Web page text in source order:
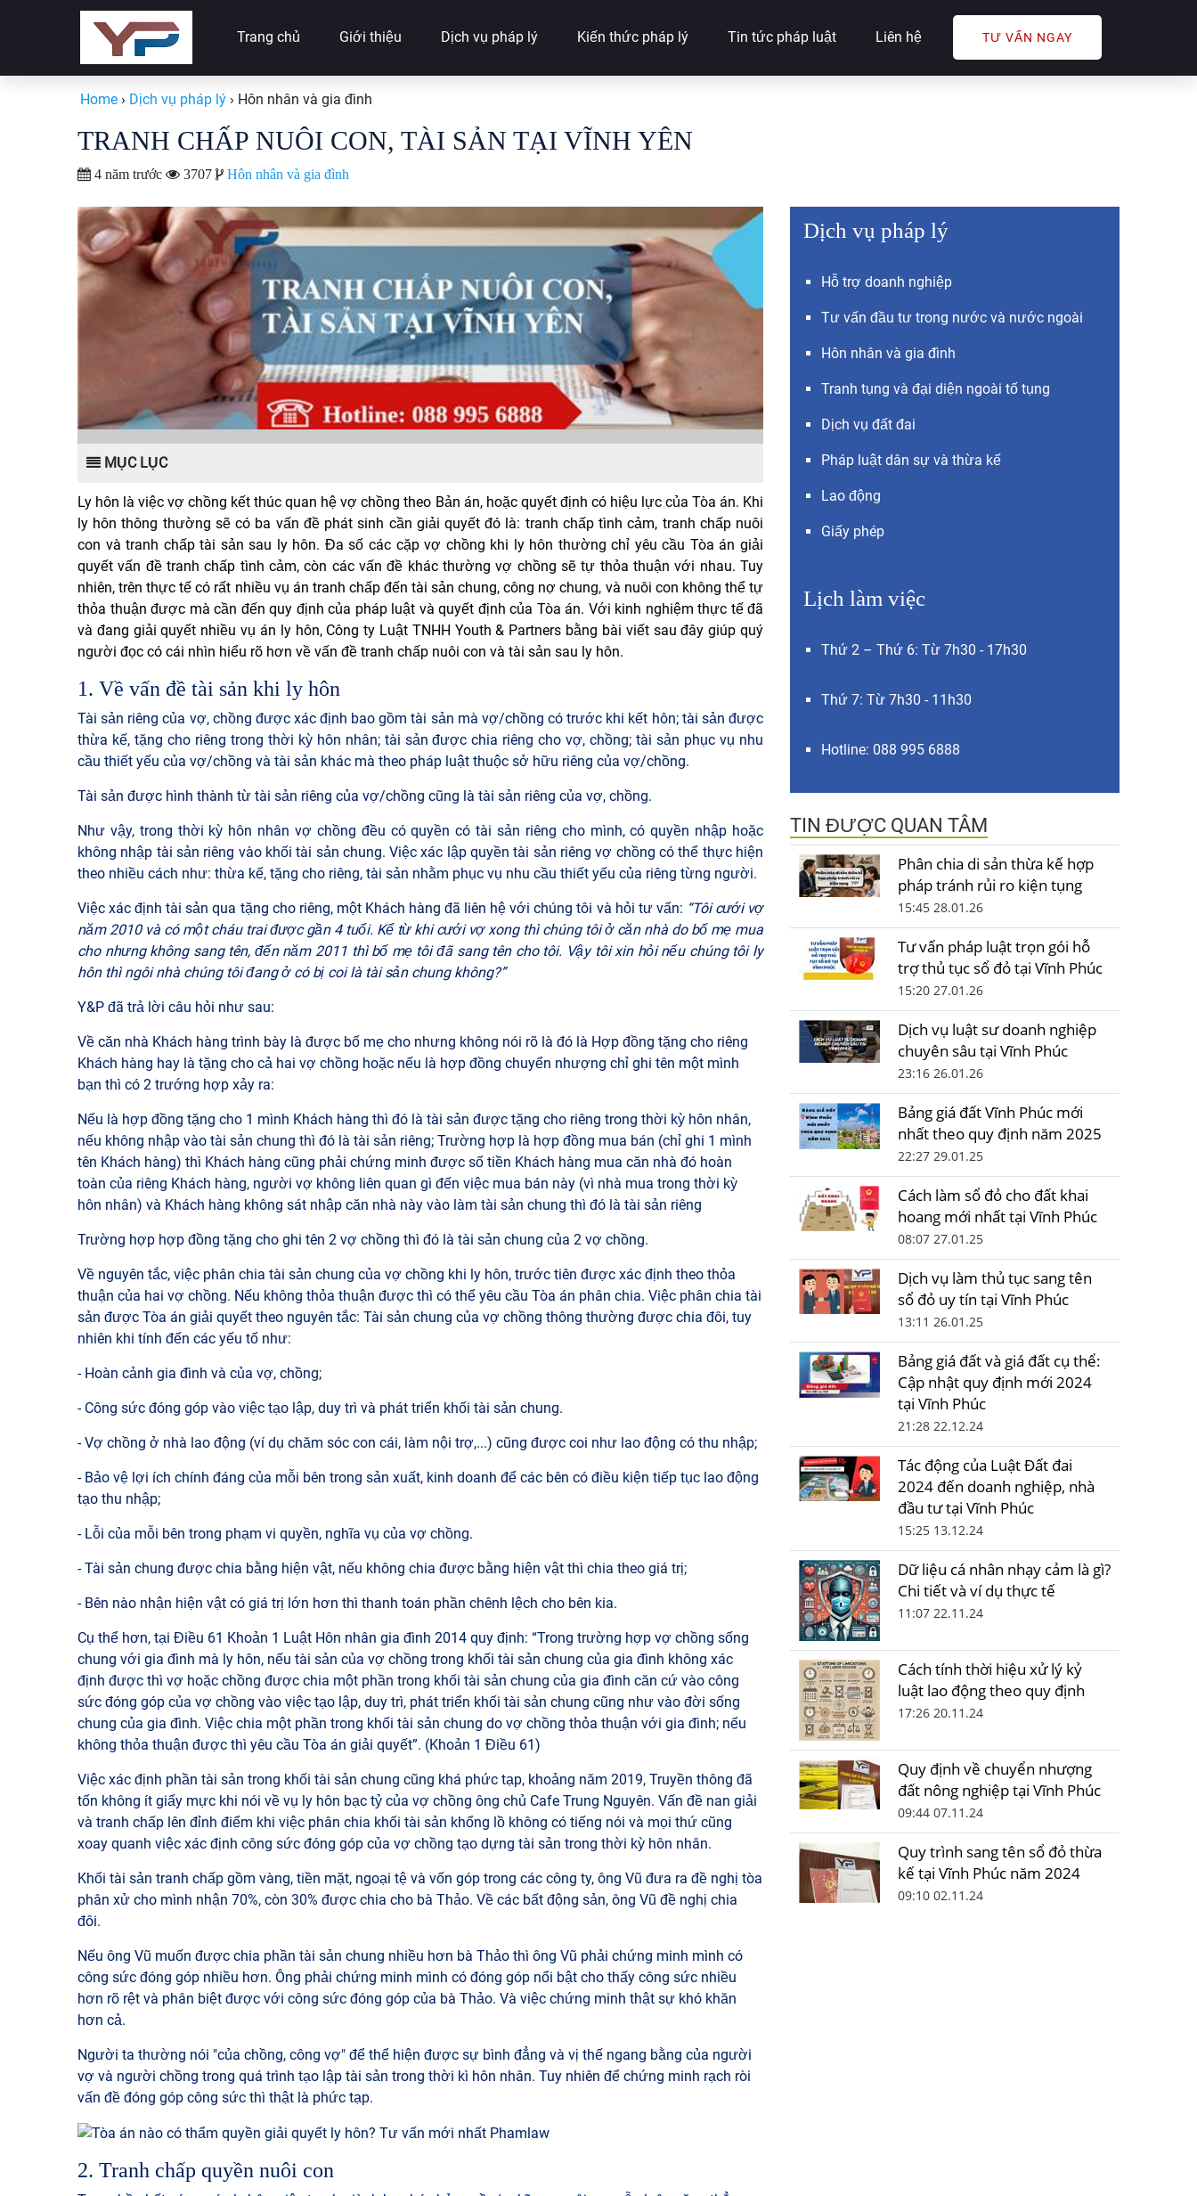
Trang chủ Giới thiệu Dịch vụ pháp lý Kiến thức pháp lý Tin tức pháp luật Liên hệ TƯ VẤN NGAY
Home › Dịch vụ pháp lý › Hôn nhân và gia đình
TRANH CHẤP NUÔI CON, TÀI SẢN TẠI VĨNH YÊN
4 năm trước 3707 Hôn nhân và gia đình
MỤC LỤC
Ly hôn là việc vợ chồng kết thúc quan hệ vợ chồng theo Bản án, hoặc quyết định có hiệu lực của Tòa án. Khi
ly hôn thông thường sẽ có ba vấn đề phát sinh cần giải quyết đó là: tranh chấp tình cảm, tranh chấp nuôi
con và tranh chấp tài sản sau ly hôn. Đa số các cặp vợ chồng khi ly hôn thường chỉ yêu cầu Tòa án giải
quyết vấn đề tranh chấp tình cảm, còn các vấn đề khác thường vợ chồng sẽ tự thỏa thuận với nhau. Tuy
nhiên, trên thực tế có rất nhiều vụ án tranh chấp đến tài sản chung, công nợ chung, và nuôi con không thể tự
thỏa thuận được mà cần đến quy định của pháp luật và quyết định của Tòa án. Với kinh nghiệm thực tế đã
và đang giải quyết nhiều vụ án ly hôn, Công ty Luật TNHH Youth & Partners bằng bài viết sau đây giúp quý
người đọc có cái nhìn hiểu rõ hơn về vấn đề tranh chấp nuôi con và tài sản sau ly hôn.
1. Về vấn đề tài sản khi ly hôn
Tài sản riêng của vợ, chồng được xác định bao gồm tài sản mà vợ/chồng có trước khi kết hôn; tài sản được
thừa kế, tặng cho riêng trong thời kỳ hôn nhân; tài sản được chia riêng cho vợ, chồng; tài sản phục vụ nhu
cầu thiết yếu của vợ/chồng và tài sản khác mà theo pháp luật thuộc sở hữu riêng của vợ/chồng.
Tài sản được hình thành từ tài sản riêng của vợ/chồng cũng là tài sản riêng của vợ, chồng.
Như vậy, trong thời kỳ hôn nhân vợ chồng đều có quyền có tài sản riêng cho mình, có quyền nhập hoặc
không nhập tài sản riêng vào khối tài sản chung. Việc xác lập quyền tài sản riêng vợ chồng có thể thực hiện
theo nhiều cách như: thừa kế, tặng cho riêng, tài sản nhằm phục vụ nhu cầu thiết yếu của riêng từng người.
Việc xác định tài sản qua tặng cho riêng, một Khách hàng đã liên hệ với chúng tôi và hỏi tư vấn: “Tôi cưới vợ
năm 2010 và có một cháu trai được gần 4 tuổi. Kể từ khi cưới vợ xong thì chúng tôi ở căn nhà do bố mẹ mua
cho nhưng không sang tên, đến năm 2011 thì bố mẹ tôi đã sang tên cho tôi. Vậy tôi xin hỏi nếu chúng tôi ly
hôn thì ngôi nhà chúng tôi đang ở có bị coi là tài sản chung không?”
Y&P đã trả lời câu hỏi như sau:
Về căn nhà Khách hàng trình bày là được bố mẹ cho nhưng không nói rõ là đó là Hợp đồng tặng cho riêng
Khách hàng hay là tặng cho cả hai vợ chồng hoặc nếu là hợp đồng chuyển nhượng chỉ ghi tên một mình
bạn thì có 2 trướng hợp xảy ra:
Nếu là hợp đồng tặng cho 1 mình Khách hàng thì đó là tài sản được tặng cho riêng trong thời kỳ hôn nhân,
nếu không nhập vào tài sản chung thì đó là tài sản riêng; Trường hợp là hợp đồng mua bán (chỉ ghi 1 mình
tên Khách hàng) thì Khách hàng cũng phải chứng minh được số tiền Khách hàng mua căn nhà đó hoàn
toàn của riêng Khách hàng, người vợ không liên quan gì đến việc mua bán này (vì nhà mua trong thời kỳ
hôn nhân) và Khách hàng không sát nhập căn nhà này vào làm tài sản chung thì đó là tài sản riêng
Trường hợp hợp đồng tặng cho ghi tên 2 vợ chồng thì đó là tài sản chung của 2 vợ chồng.
Về nguyên tắc, việc phân chia tài sản chung của vợ chồng khi ly hôn, trước tiên được xác định theo thỏa
thuận của hai vợ chồng. Nếu không thỏa thuận được thì có thể yêu cầu Tòa án phân chia. Việc phân chia tài
sản được Tòa án giải quyết theo nguyên tắc: Tài sản chung của vợ chồng thông thường được chia đôi, tuy
nhiên khi tính đến các yếu tố như:
- Hoàn cảnh gia đình và của vợ, chồng;
- Công sức đóng góp vào việc tạo lập, duy trì và phát triển khối tài sản chung.
- Vợ chồng ở nhà lao động (ví dụ chăm sóc con cái, làm nội trợ,...) cũng được coi như lao động có thu nhập;
- Bảo vệ lợi ích chính đáng của mỗi bên trong sản xuất, kinh doanh để các bên có điều kiện tiếp tục lao động
tạo thu nhập;
- Lỗi của mỗi bên trong phạm vi quyền, nghĩa vụ của vợ chồng.
- Tài sản chung được chia bằng hiện vật, nếu không chia được bằng hiện vật thì chia theo giá trị;
- Bên nào nhận hiện vật có giá trị lớn hơn thì thanh toán phần chênh lệch cho bên kia.
Cụ thể hơn, tại Điều 61 Khoản 1 Luật Hôn nhân gia đình 2014 quy định: “Trong trường hợp vợ chồng sống
chung với gia đình mà ly hôn, nếu tài sản của vợ chồng trong khối tài sản chung của gia đình không xác
định được thì vợ hoặc chồng được chia một phần trong khối tài sản chung của gia đình căn cứ vào công
sức đóng góp của vợ chồng vào việc tạo lập, duy trì, phát triển khối tài sản chung cũng như vào đời sống
chung của gia đình. Việc chia một phần trong khối tài sản chung do vợ chồng thỏa thuận với gia đình; nếu
không thỏa thuận được thì yêu cầu Tòa án giải quyết”. (Khoản 1 Điều 61)
Việc xác định phần tài sản trong khối tài sản chung cũng khá phức tạp, khoảng năm 2019, Truyền thông đã
tốn không ít giấy mực khi nói về vụ ly hôn bạc tỷ của vợ chồng ông chủ Cafe Trung Nguyên. Vấn đề nan giải
và tranh chấp lên đỉnh điểm khi việc phân chia khối tài sản khổng lồ không có tiếng nói và mọi thứ cũng
xoay quanh việc xác định công sức đóng góp của vợ chồng tạo dựng tài sản trong thời kỳ hôn nhân.
Khối tài sản tranh chấp gồm vàng, tiền mặt, ngoại tệ và vốn góp trong các công ty, ông Vũ đưa ra đề nghị tòa
phân xử cho mình nhận 70%, còn 30% được chia cho bà Thảo. Về các bất động sản, ông Vũ đề nghị chia
đôi.
Nếu ông Vũ muốn được chia phần tài sản chung nhiều hơn bà Thảo thì ông Vũ phải chứng minh mình có
công sức đóng góp nhiều hơn. Ông phải chứng minh mình có đóng góp nổi bật cho thấy công sức nhiều
hơn rõ rệt và phân biệt được với công sức đóng góp của bà Thảo. Và việc chứng minh thật sự khó khăn
hơn cả.
Người ta thường nói "của chồng, công vợ" để thể hiện được sự bình đẳng và vị thế ngang bằng của người
vợ và người chồng trong quá trình tạo lập tài sản trong thời kì hôn nhân. Tuy nhiên để chứng minh rạch ròi
vấn đề đóng góp công sức thì thật là phức tạp.
2. Tranh chấp quyền nuôi con
Dịch vụ pháp lý
Hỗ trợ doanh nghiệp
Tư vấn đầu tư trong nước và nước ngoài
Hôn nhân và gia đình
Tranh tụng và đại diện ngoài tố tụng
Dịch vụ đất đai
Pháp luật dân sự và thừa kế
Lao động
Giấy phép
Lịch làm việc
Thứ 2 – Thứ 6: Từ 7h30 - 17h30
Thứ 7: Từ 7h30 - 11h30
Hotline: 088 995 6888
TIN ĐƯỢC QUAN TÂM
Phân chia di sản thừa kế hợp
pháp tránh rủi ro kiện tụng
15:45 28.01.26
Tư vấn pháp luật trọn gói hỗ
trợ thủ tục sổ đỏ tại Vĩnh Phúc
15:20 27.01.26
Dịch vụ luật sư doanh nghiệp
chuyên sâu tại Vĩnh Phúc
23:16 26.01.26
Bảng giá đất Vĩnh Phúc mới
nhất theo quy định năm 2025
22:27 29.01.25
Cách làm sổ đỏ cho đất khai
hoang mới nhất tại Vĩnh Phúc
08:07 27.01.25
Dịch vụ làm thủ tục sang tên
sổ đỏ uy tín tại Vĩnh Phúc
13:11 26.01.25
Bảng giá đất và giá đất cụ thể:
Cập nhật quy định mới 2024
tại Vĩnh Phúc
21:28 22.12.24
Tác động của Luật Đất đai
2024 đến doanh nghiệp, nhà
đầu tư tại Vĩnh Phúc
15:25 13.12.24
Dữ liệu cá nhân nhạy cảm là gì?
Chi tiết và ví dụ thực tế
11:07 22.11.24
Cách tính thời hiệu xử lý kỷ
luật lao động theo quy định
17:26 20.11.24
Quy định về chuyển nhượng
đất nông nghiệp tại Vĩnh Phúc
09:44 07.11.24
Quy trình sang tên sổ đỏ thừa
kế tại Vĩnh Phúc năm 2024
09:10 02.11.24